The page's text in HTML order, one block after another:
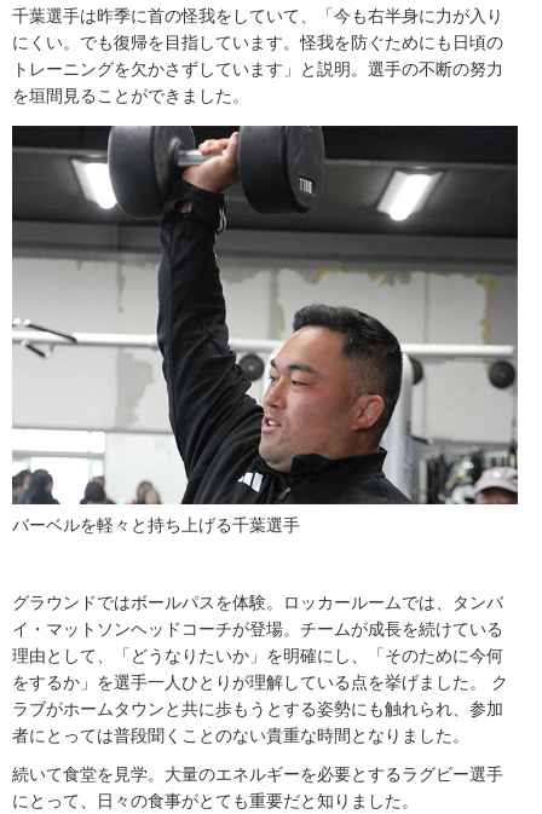
千葉選手は昨季に首の怪我をしていて、「今も右半身に力が入り
にくい。でも復帰を目指しています。怪我を防ぐためにも日頃の
トレーニングを欠かさずしています」と説明。選手の不断の努力
を垣間見ることができました。
バーベルを軽々と持ち上げる千葉選手
グラウンドではボールパスを体験。ロッカールームでは、タンバ
イ・マットソンヘッドコーチが登場。チームが成長を続けている
理由として、「どうなりたいか」を明確にし、「そのために今何
をするか」を選手一人ひとりが理解している点を挙げました。 ク
ラブがホームタウンと共に歩もうとする姿勢にも触れられ、参加
者にとっては普段聞くことのない貴重な時間となりました。
続いて食堂を見学。大量のエネルギーを必要とするラグビー選手
にとって、日々の食事がとても重要だと知りました。